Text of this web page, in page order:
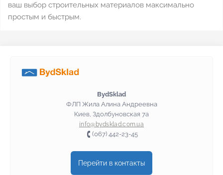
ваш выбор строительных материалов максимально
простым и быстрым.
BydSklad
ФЛП Жила Алина Андреевна
Киев, Здолбуновская 7а
info@bydsklad.com.ua
(067) 442-23-45
Перейти в контакты